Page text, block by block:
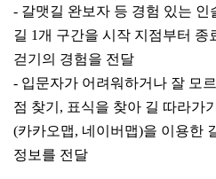
- 갈맷길 완보자 등 경험 있는 인
길 1개 구간을 시작 지점부터 종
걷기의 경험을 전달
- 입문자가 어려워하거나 잘 모
점 찾기 , 표식을 찾아 길 따라가기
(카카오맵, 네이버맵)을 이용한
정보를 전달